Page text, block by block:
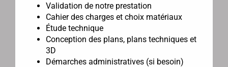
Validation de notre prestation
Cahier des charges et choix matériaux
Étude technique
Conception des plans, plans techniques et
3D
Démarches administratives (si besoin)